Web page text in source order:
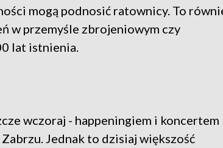
mogą podnosić ratownicy. To
w przemyśle zbrojeniowym czy
lat istnienia.
wczoraj - happeningiem i koncertem
Jednak to dzisiaj większość